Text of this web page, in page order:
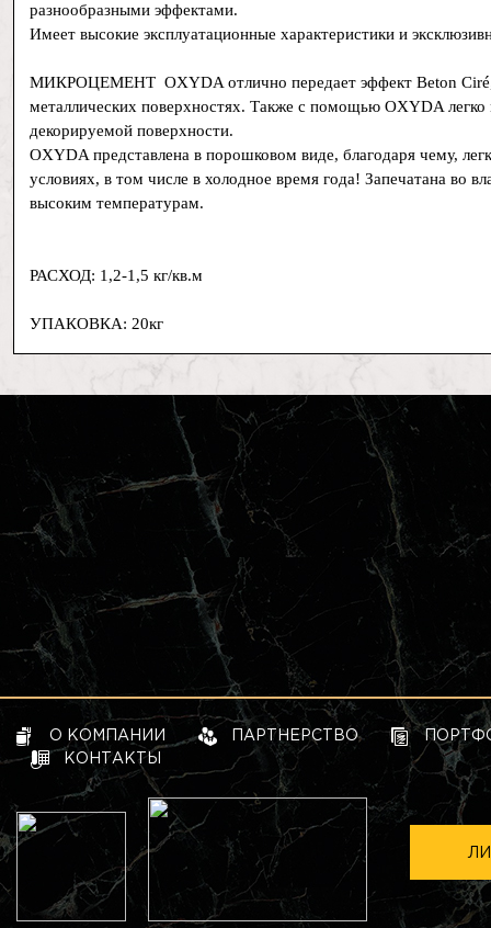
разнообразными эффектами.
Имеет высокие эксплуатационные характеристики и
МИКРОЦЕМЕНТ OXYDA отлично передает эффект Beton Ciré,
металлических поверхностях. Также с помощью OXYDA
декорируемой поверхности.
OXYDA представлена в порошковом виде, благодаря чему,
условиях, в том числе в холодное время года! Запечатана во
высоким температурам.
РАСХОД: 1,2-1,5 кг/кв.м
УПАКОВКА: 20кг
О КОМПАНИИ ПАРТНЕРСТВО
КОНТАКТЫ